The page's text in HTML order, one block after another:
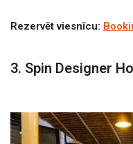
Rezervēt viesnīcu:
3. Spin Designer